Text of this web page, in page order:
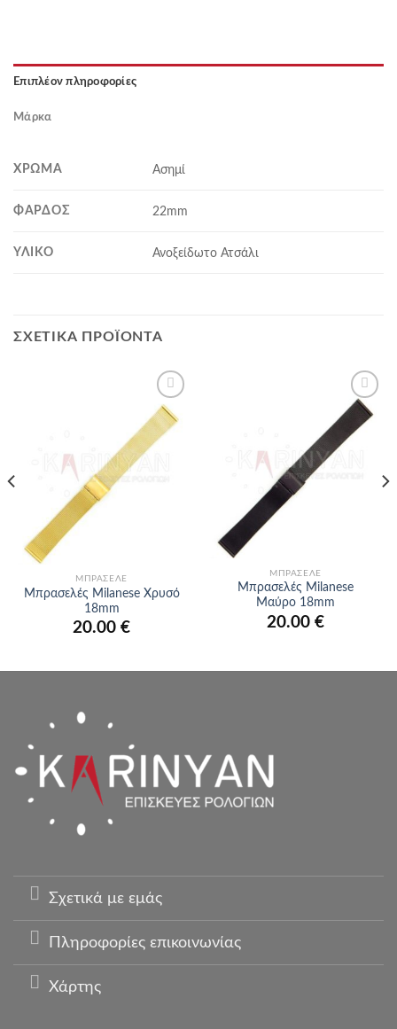
Επιπλέον πληροφορίες
Μάρκα
ΧΡΏΜΑ Ασημί
ΦΆΡΔΟΣ 22mm
ΥΛΙΚΌ Ανοξείδωτο Ατσάλι
ΣΧΕΤΙΚΆ ΠΡΟΪΌΝΤΑ
Προσθήκη
στα
αγαπημένα
ΜΠΡΑΣΕΛΈ
Μπρασελές Milanese Χρυσό
18mm
20.00 €
Προσθήκη
αγαπημένα
ΜΠΡΑΣΕΛΈ
Μπρασελές Milanese
Μαύρο 18mm
20.00 €
Σχετικά με εμάς
Πληροφορίες επικοινωνίας
Χάρτης